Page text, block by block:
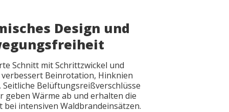
Design und
Schnitt mit Schrittzwickel und
Beinrotation, Hinknien
Belüftungsreißverschlüsse
geben Wärme ab und erhalten die
intensiven Waldbrandeinsätzen.
*
*